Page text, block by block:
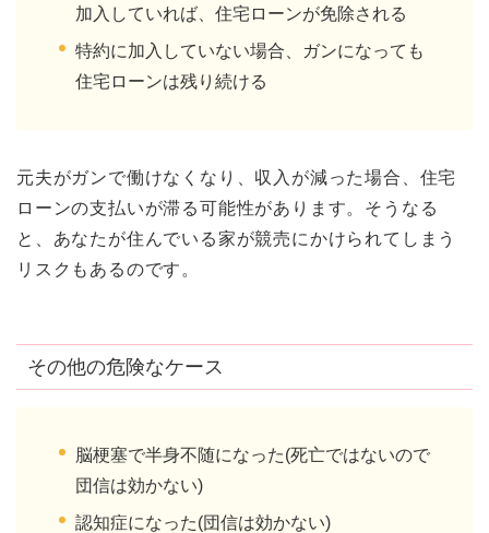
加入していれば、住宅ローンが免除される
特約に加入していない場合、ガンになっても
住宅ローンは残り続ける
元夫がガンで働けなくなり、収入が減った場合、住宅
ローンの支払いが滞る可能性があります。そうなる
と、あなたが住んでいる家が競売にかけられてしまう
リスクもあるのです。
その他の危険なケース
脳梗塞で半身不随になった(死亡ではないので
団信は効かない)
認知症になった(団信は効かない)